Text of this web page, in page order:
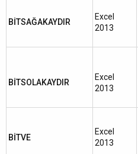
BİTSAĞAKAYDIR
Excel
2013
BİTSOLAKAYDIR
Excel
2013
BİTVE
Excel
2013